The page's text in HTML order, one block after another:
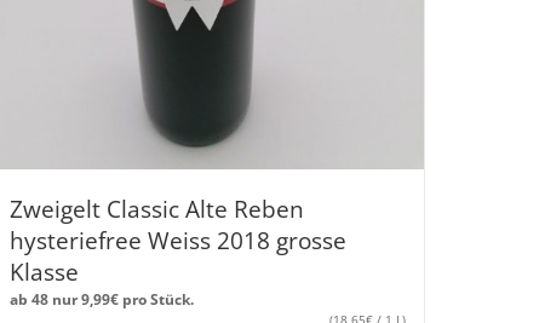
Zweigelt Classic Alte Reben
hysteriefree Weiss 2018 grosse
Klasse
ab 48 nur9,99€ pro Stück.
(18,65€/ 1 L)